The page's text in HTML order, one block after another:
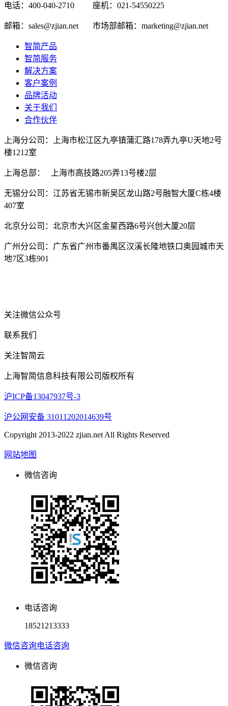
电话：400-040-2710 座机：021-54550225
邮箱：sales@zjian.net 市场部邮箱：marketing@zjian.net
智简产品
智简服务
解决方案
客户案例
品牌活动
关于我们
合作伙伴
上海分公司：上海市松江区九亭镇蒲汇路178弄九亭U天地2号
楼1212室
上海总部： 上海市高技路205弄13号楼2层
无锡分公司：江苏省无锡市新吴区龙山路2号融智大厦C栋4楼
407室
北京分公司：北京市大兴区金星西路6号兴创大厦20层
广州分公司：广东省广州市番禺区汉溪长隆地铁口奥园城市天
地7区3栋901
关注微信公众号
联系我们
关注智简云
上海智简信息科技有限公司版权所有
沪ICP备13047937号-3
沪公网安备 31011202014639号
Copyright 2013-2022 zjian.net All Rights Reserved
网站地图
微信咨询
电话咨询
18521213333
微信咨询电话咨询
微信咨询